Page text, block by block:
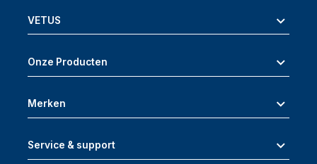
VETUS
Onze Producten
Merken
Service & support